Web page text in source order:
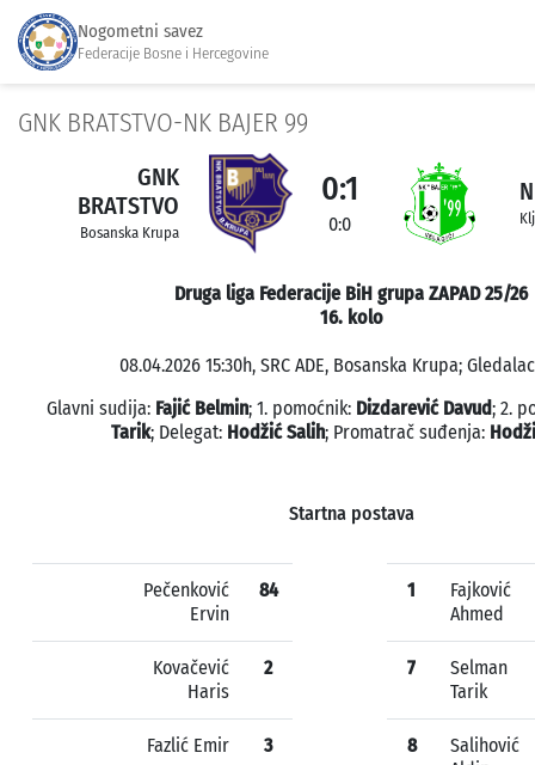
Nogometni savez
Federacije Bosne i Hercegovine
GNK BRATSTVO-NK BAJER 99
GNK
BRATSTVO
Bosanska Krupa
0:1
0:0
Druga liga Federacije BiH grupa ZAPAD 25/26
16. kolo
08.04.2026 15:30h, SRC ADE, Bosanska Krupa;
Glavni sudija: Fajić Belmin; 1. pomoćnik: Dizdarević Davud; 2.
Tarik; Delegat: Hodžić Salih; Promatrač suđenja:
Startna postava
Pečenković
Ervin
84
Kovačević
Haris
2
Fazlić Emir 3
1
Fajković
Ahmed
7
Selman
Tarik
8
Salihović